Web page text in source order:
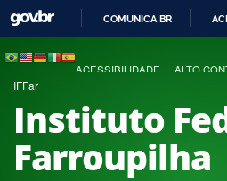
COMUNICA BR
ACESSIBILIDADE ALTO
IFFar
Instituto
Farroupilha